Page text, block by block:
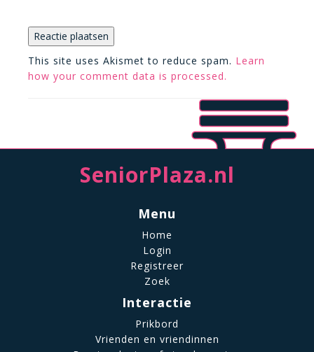
This site uses Akismet to reduce spam. Learn
how your comment data is processed.
SeniorPlaza.nl
Menu
Home
Login
Registreer
Zoek
Interactie
Prikbord
Vrienden en vriendinnen